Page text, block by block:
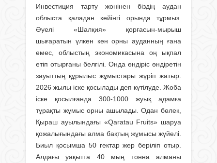
Инвестиция тарту жөнінен біздің аудан
облыста қаладан кейінгі орында тұрмыз.
Әуелі «Шалқия» қорғасын-мырыш
шығаратын үлкен кен орны ауданның ғана
емес, облыстың экономикасына оң ықпал
етіп отырғаны белгілі. Онда өндіріс өндіретін
зауыттың құрылыс жұмыстары жүріп жатыр.
2026 жылы іске қосылады деп күтілуде. Жоба
іске қосылғанда 300-1000 жуық адамға
тұрақты жұмыс орны ашылады. Одан бөлек,
Қыраш ауылындағы «Qaratau Fruits» шаруа
қожалығындағы алма бақтың жұмысы жүйелі.
Биыл қосымша 50 гектар жер беріліп отыр.
Алдағы уақытта 40 мың тонна алманы